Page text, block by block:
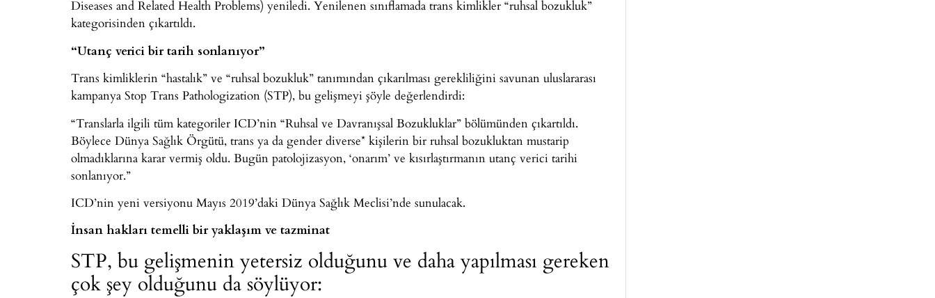
Diseases and Related Health Problems) yeniledi. Yenilenen sınıflamada trans kimlikler “ruhsal bozukluk”
kategorisinden çıkartıldı.
“Utanç verici bir tarih sonlanıyor”
Trans kimliklerin “hastalık” ve “ruhsal bozukluk” tanımından çıkarılması gerekliliğini savunan uluslararası
kampanya Stop Trans Pathologization (STP), bu gelişmeyi şöyle değerlendirdi:
“Translarla ilgili tüm kategoriler ICD’nin “Ruhsal ve Davranışsal Bozukluklar” bölümünden çıkartıldı.
Böylece Dünya Sağlık Örgütü, trans ya da gender diverse* kişilerin bir ruhsal bozukluktan mustarip
olmadıklarına karar vermiş oldu. Bugün patolojizasyon, ‘onarım’ ve kısırlaştırmanın utanç verici tarihi
sonlanıyor.”
ICD’nin yeni versiyonu Mayıs 2019’daki Dünya Sağlık Meclisi’nde sunulacak.
İnsan hakları temelli bir yaklaşım ve tazminat
STP, bu gelişmenin yetersiz olduğunu ve daha yapılması gereken
çok şey olduğunu da söylüyor: